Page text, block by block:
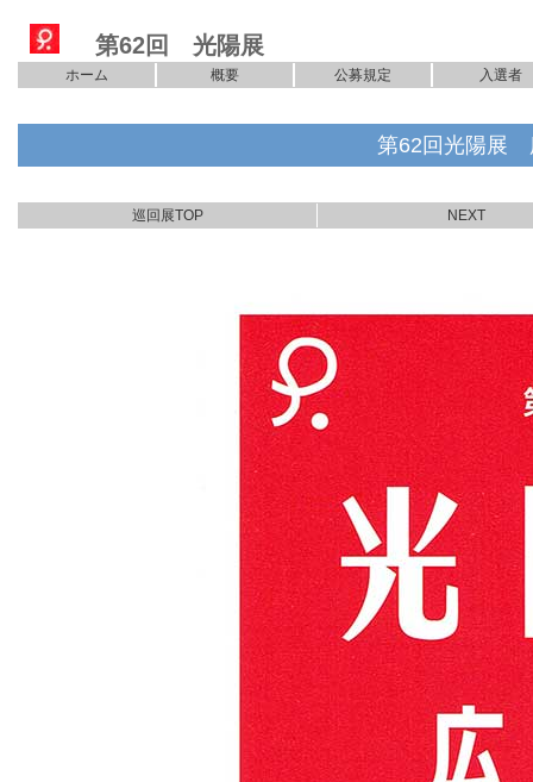
第62回 光陽展
ホーム 概要 公募規定 入選者
第62回光陽展
巡回展TOP NEXT